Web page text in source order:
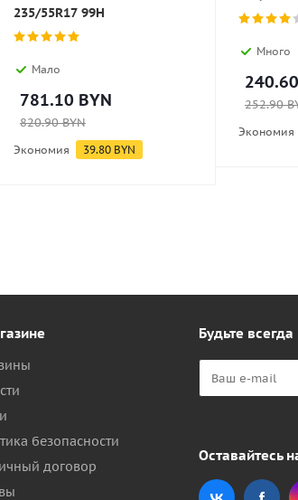
235/55R17 99H
Мало
781.10 BYN
820.90BYN
Экономия 39.80 BYN
Много
240.60
252.90
Экономия
безопасности
договор
Будьте всегда
Оставайтесь